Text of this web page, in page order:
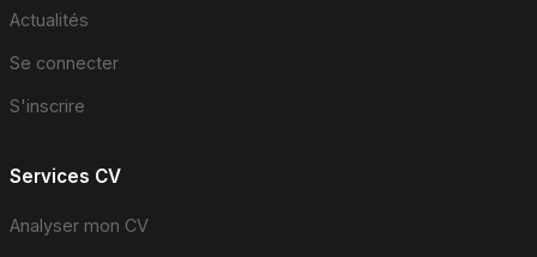
Actualités
Se connecter
S'inscrire
Services CV
Analyser mon CV